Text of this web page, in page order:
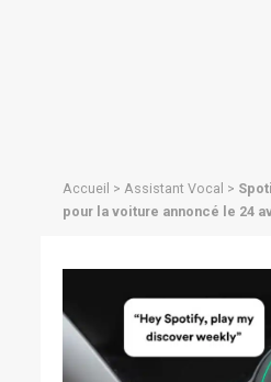
Accueil > Assistant Vocal >
pour la voiture annoncé le 24